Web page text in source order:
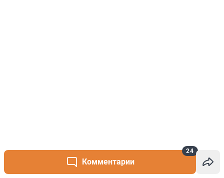
Комментарии
24